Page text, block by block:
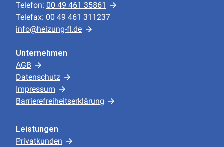
Telefon: 00 49 461 35861
Telefax: 00 49 461 311237
info@heizung-fl.de
Unternehmen
AGB
Datenschutz
Impressum
Barrierefreiheitserklärung
Leistungen
Privatkunden